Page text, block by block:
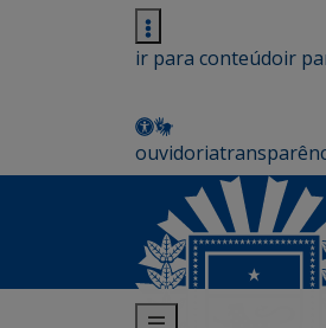
ir para conteúdoir
ouvidoria